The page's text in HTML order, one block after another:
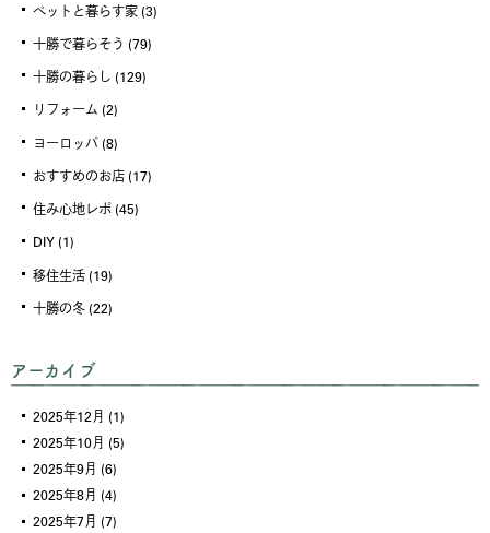
ペットと暮らす家 (3)
十勝で暮らそう (79)
十勝の暮らし (129)
リフォーム (2)
ヨーロッパ (8)
おすすめのお店 (17)
住み心地レポ (45)
DIY (1)
移住生活 (19)
十勝の冬 (22)
アーカイブ
2025年12月 (1)
2025年10月 (5)
2025年9月 (6)
2025年8月 (4)
2025年7月 (7)